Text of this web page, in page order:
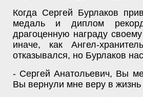
Когда Сергей Бурлаков
медаль и диплом
драгоценную награду
иначе, как Ангел-
отказывался, но Бурлаков
- Сергей Анатольевич, Вы
Вы вернули мне веру в